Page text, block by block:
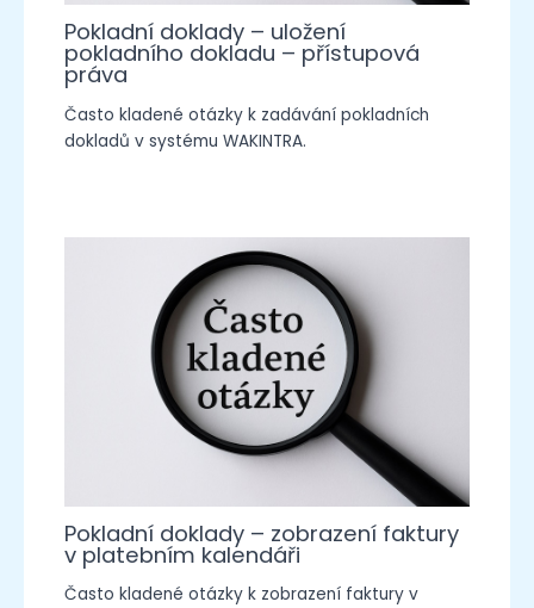
Pokladní doklady – uložení
pokladního dokladu – přístupová
práva
Často kladené otázky k zadávání pokladních
dokladů v systému WAKINTRA.
Pokladní doklady – zobrazení faktury
v platebním kalendáři
Často kladené otázky k zobrazení faktury v